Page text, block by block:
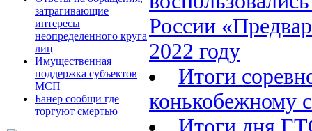
затрагивающие
интересы
неопределенного круга
лиц
Имущественная
поддержка субъектов
МСП
Банер сообщи где
торгуют смертью
России
2022 году
Итоги
конькобежному